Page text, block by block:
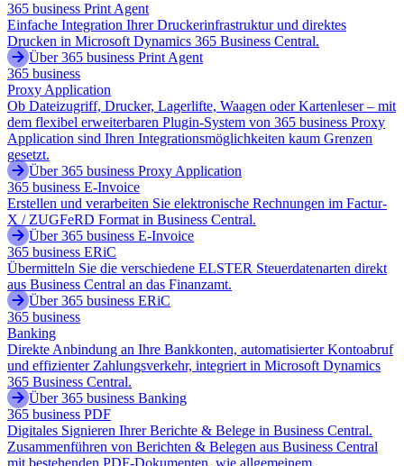
365 business Print Agent
Einfache Integration Ihrer Druckerinfrastruktur und direktes
Drucken in Microsoft Dynamics 365 Business Central.
Über 365 business Print Agent
365 business
Proxy Application
Ob Dateizugriff, Drucker, Lagerlifte, Waagen oder Kartenleser – mit
dem flexibel erweiterbaren Plugin-System von 365 business Proxy
Application sind Ihren Integrationsmöglichkeiten kaum Grenzen
gesetzt.
Über 365 business Proxy Application
365 business E-Invoice
Erstellen und verarbeiten Sie elektronische Rechnungen im Factur-
X / ZUGFeRD Format in Business Central.
Über 365 business E-Invoice
365 business ERiC
Übermitteln Sie die verschiedene ELSTER Steuerdatenarten direkt
aus Business Central an das Finanzamt.
Über 365 business ERiC
365 business
Banking
Direkte Anbindung an Ihre Bankkonten, automatisierter Kontoabruf
und effizienter Zahlungsverkehr, integriert in Microsoft Dynamics
365 Business Central.
Über 365 business Banking
365 business PDF
Digitales Signieren Ihrer Berichte & Belege in Business Central.
Zusammenführen von Berichten & Belegen aus Business Central